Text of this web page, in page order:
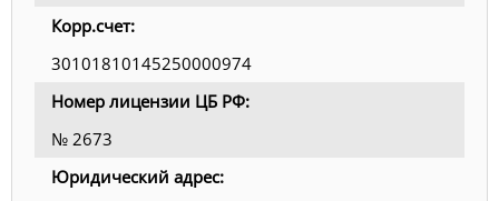
Корр.счет:
30101810145250000974
Номер лицензии ЦБ РФ:
№ 2673
Юридический адрес: